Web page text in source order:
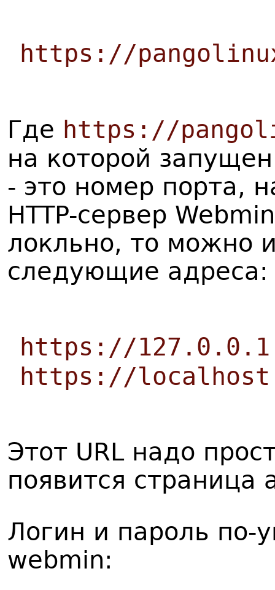
https://
Где https://
на которой
- это номер порта,
HTTP-сервер
локльно, то можно
следующие адреса:
https://
https://
Этот URL надо
появится страница
Логин и пароль по-
webmin: